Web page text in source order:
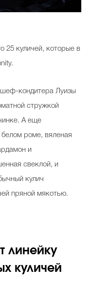
25 куличей, которые в
шеф-кондитера Луизы
стружкой
А еще
роме, вяленая
и
свеклой, и
кулич
пряной мякотью.
линейку
куличей